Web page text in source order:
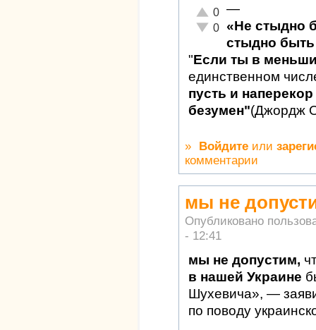
Отлично!
0
Неадекватно!
0
—
«Не стыдно
стыдно быть
"Если ты в
единственном
пусть и
безумен"(Джордж
» Войдите или
комментарии
мы не
Опубликовано
- 12:41
мы не допустим,
в нашей Украине
Шухевича», —
по поводу